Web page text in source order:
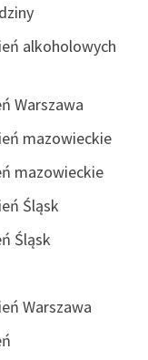
alkoholowych
Warszawa
mazowieckie
mazowieckie
Śląsk
Śląsk
Warszawa